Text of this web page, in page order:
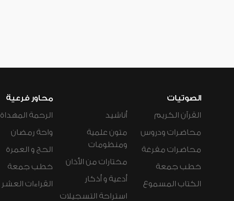
الصوتيات
القرآن الكريم
محاضرات ودروس
محاضرات مفرغة
خطب جمعة
الكتاب المسموع
أناشيد
متون علمية
ومنظومات
مختارات من الأذان
أدعية و أذكار
استراحة التسجيلات
محاور فرعية
الرحمة المهداة
واحة رمضان
الحج و العمرة
خطب جمعة
القراءات العشر